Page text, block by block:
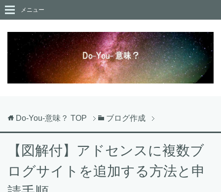
メニュー
Do-You-意味？ TOP ブログ作成
【図解付】アドセンスに複数ブ
ログサイトを追加する方法と申